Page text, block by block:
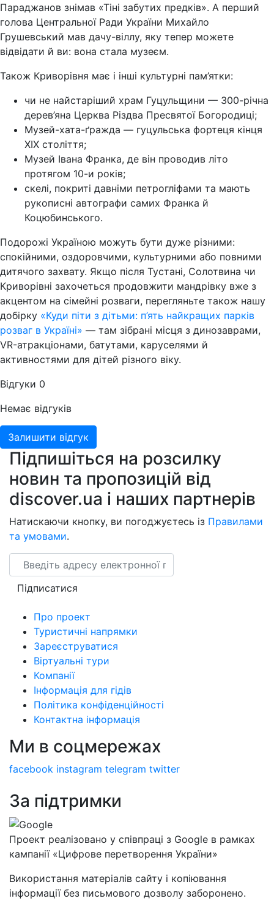
Параджанов знімав «Тіні забутих предків». А перший
голова Центральної Ради України Михайло
Грушевський мав дачу-віллу, яку тепер можете
відвідати й ви: вона стала музеєм.
Також Криворівня має і інші культурні пам’ятки:
чи не найстаріший храм Гуцульщини — 300-річна
дерев’яна Церква Різдва Пресвятої Богородиці;
Музей-хата-ґражда — гуцульська фортеця кінця
XIX століття;
Музей Івана Франка, де він проводив літо
протягом 10-и років;
скелі, покриті давніми петрогліфами та мають
рукописні автографи самих Франка й
Коцюбинського.
Подорожі Україною можуть бути дуже різними:
спокійними, оздоровчими, культурними або повними
дитячого захвату. Якщо після Тустані, Солотвина чи
Криворівні захочеться продовжити мандрівку вже з
акцентом на сімейні розваги, перегляньте також нашу
добірку «Куди піти з дітьми: п’ять найкращих парків
розваг в Україні» — там зібрані місця з динозаврами,
VR-атракціонами, батутами, каруселями й
активностями для дітей різного віку.
Відгуки 0
Немає відгуків
Залишити відгук
Підпишіться на розсилку
новин та пропозицій від
discover.ua і наших партнерів
Натискаючи кнопку, ви погоджуєтесь із Правилами
та умовами.
Email
Підписатися
Про проект
Туристичні напрямки
Зареєструватися
Віртуальні тури
Компанії
Інформація для гідів
Політика конфіденційності
Контактна інформація
Ми в соцмережах
facebook instagram telegram twitter
За підтримки
Проект реалізовано у співпраці з Google в рамках
кампанії «Цифрове перетворення України»
Використання матеріалів сайту і копіювання
інформації без письмового дозволу заборонено.